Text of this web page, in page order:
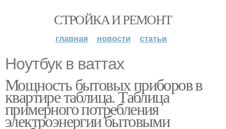
СТРОЙКА И РЕМОНТ
главная новости статьи
Ноутбук в ваттах
Мощность бытовых приборов в
квартире таблица. Таблица
примерного потребления
электроэнергии бытовыми